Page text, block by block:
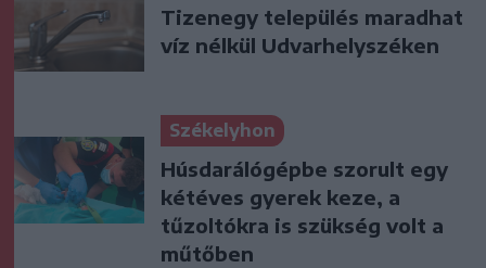
Tizenegy település maradhat
víz nélkül Udvarhelyszéken
Székelyhon
Húsdarálógépbe szorult egy
kétéves gyerek keze, a
tűzoltókra is szükség volt a
műtőben